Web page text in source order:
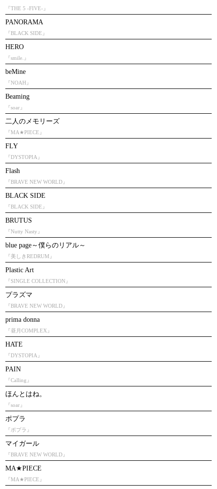
『THE 5 -FIVE-』
PANORAMA
『BLACK SIDE』
HERO
『smile.』
beMine
『NOAH』
Beaming
『soar』
二人のメモリーズ
『MA★PIECE』
FLY
『DYSTOPIA』
Flash
『BRAVE NEW WORLD』
BLACK SIDE
『BLACK SIDE』
BRUTUS
『Nutty Nasty』
blue page～僕らのリアル～
『美しきREDRUM』
Plastic Art
『SINGLE COLLECTION』
プラズマ
『BRAVE NEW WORLD』
prima donna
『昼月COMPLEX』
HATE
『DYSTOPIA』
PAIN
『Calling』
ほんとはね。
『soar』
ポプラ
『ポプラ』
マイガール
『BRAVE NEW WORLD』
MA★PIECE
『MA★PIECE』